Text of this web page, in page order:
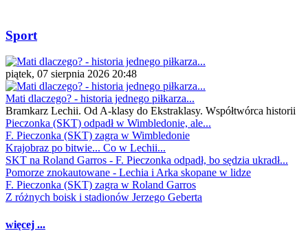
Sport
piątek, 07 sierpnia 2026 20:48
Mati dlaczego? - historia jednego piłkarza...
Bramkarz Lechii. Od A-klasy do Ekstraklasy. Współtwórca historii
Pieczonka (SKT) odpadł w Wimbledonie, ale...
F. Pieczonka (SKT) zagra w Wimbledonie
Krajobraz po bitwie... Co w Lechii...
SKT na Roland Garros - F. Pieczonka odpadł, bo sędzia ukradł...
Pomorze znokautowane - Lechia i Arka skopane w lidze
F. Pieczonka (SKT) zagra w Roland Garros
Z różnych boisk i stadionów Jerzego Geberta
więcej ...